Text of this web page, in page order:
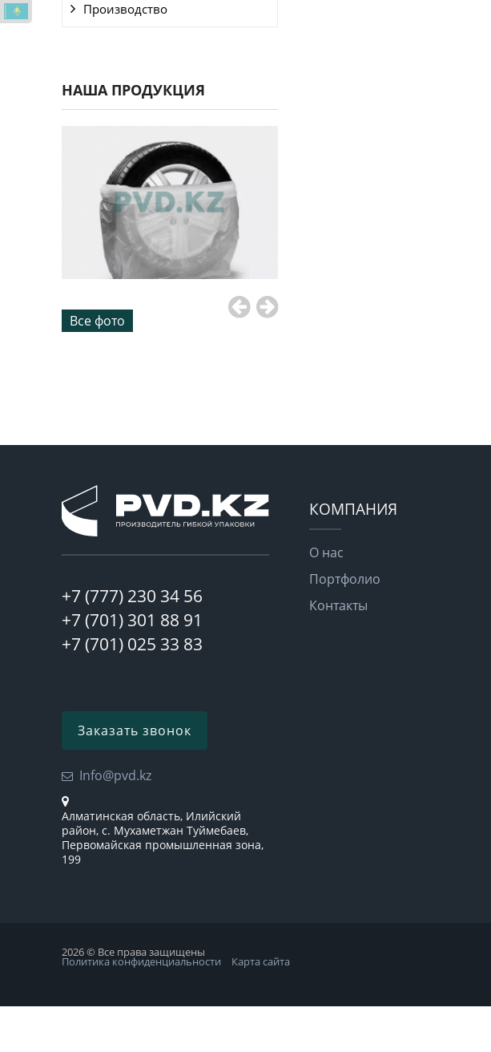
Производство
НАША ПРОДУКЦИЯ
Все фото
+7 (777) 230 34 56
+7 (701) 301 88 91
+7 (701) 025 33 83
Заказать звонок
Info@pvd.kz
Алматинская область, Илийский
район, с. Мухаметжан Туймебаев,
Первомайская промышленная зона,
199
КОМПАНИЯ
О нас
Портфолио
Контакты
2026 © Все права защищены
Политика конфиденциальности Карта сайта